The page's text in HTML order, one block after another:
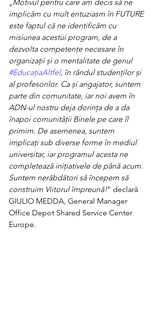
„Motivul pentru care am decis să ne
implicăm cu mult entuziasm în FUTURE
este faptul că ne identificăm cu
misiunea acestui program, de a
dezvolta competențe necesare în
organizații și o mentalitate de genul
#EducațiaAltfel, în rândul studenților și
al profesorilor. Ca și angajator, suntem
parte din comunitate, iar noi avem în
ADN-ul nostru deja dorința de a da
înapoi comunității Binele pe care îl
primim. De asemenea, suntem
implicați sub diverse forme în mediul
universitar, iar programul acesta ne
completează inițiativele de până acum.
Suntem nerăbdători să începem să
construim Viitorul împreună!” declară
GIULIO MEDDA, General Manager
Office Depot Shared Service Center
Europe.